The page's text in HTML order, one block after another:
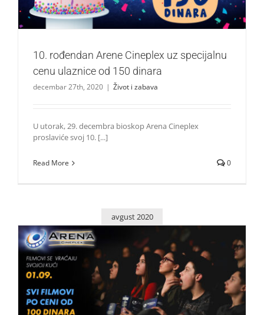
10. rođendan Arene Cineplex uz specijalnu
cenu ulaznice od 150 dinara
decembar 27th, 2020 | Život i zabava
U utorak, 29. decembra bioskop Arena Cineplex
proslaviće svoj 10. [...]
Read More 0
avgust 2020
Arena Cineplex ponovo otvara svoja vrata 1. septembra
Život i zabava